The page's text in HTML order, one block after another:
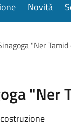
Novità
"Ner Tamid
"Ner